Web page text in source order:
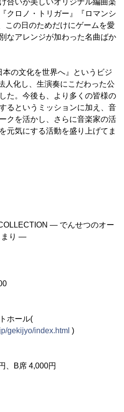
合いが美しいオリジナル編曲楽
クロノ・トリガー』『ロマンシ
この日のためだけにゲームを愛
なアレンジが加わった名曲ばか
本の文化を世界へ』というビジ
人化し、生演奏にこだわった公
た。今後も、より多くの皆様の
るというミッションに加え、音
クを活かし、さらに音楽家の活
元気にする活動を盛り上げてま
― でんせつのオー
まり ―
ホール(
gekijyo/index.html )
、B席 4,000円